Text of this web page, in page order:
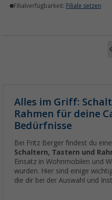
Filialverfügbarkeit: Filiale setzen
Alles im Griff:
Rahmen für deine
Bedürfnisse
Bei Fritz Berger findest du
Schaltern, Tastern und
Einsatz in Wohnmobilen und
wurden. Hier sind einige
die dir bei der Auswahl und